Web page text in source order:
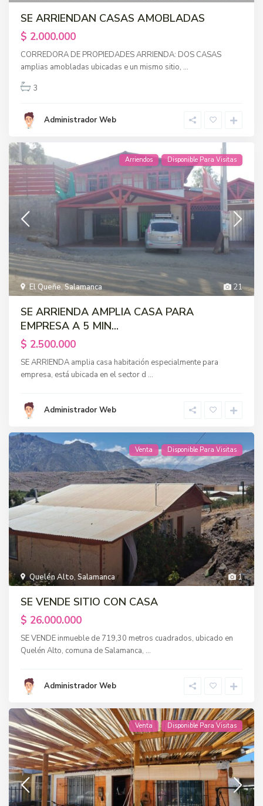
SE ARRIENDAN CASAS AMOBLADAS
$ 2.000.000
CORREDORA DE PROPIEDADES ARRIENDA: DOS CASAS
amplias amobladas ubicadas e un mismo sitio, ...
3
Administrador Web
21
El Queñe,Salamanca
Arriendos Disponible Para Visitas
SE ARRIENDA AMPLIA CASA PARA
EMPRESA A 5 MIN...
$ 2.500.000
SE ARRIENDA amplia casa habitación especialmente para
empresa, está ubicada en el sector d ...
Administrador Web
1
Quelén Alto,Salamanca
Venta Disponible Para Visitas
SE VENDE SITIO CON CASA
$ 26.000.000
SE VENDE inmueble de 719,30 metros cuadrados, ubicado en
Quelén Alto, comuna de Salamanca, ...
Administrador Web
Venta Disponible Para Visitas